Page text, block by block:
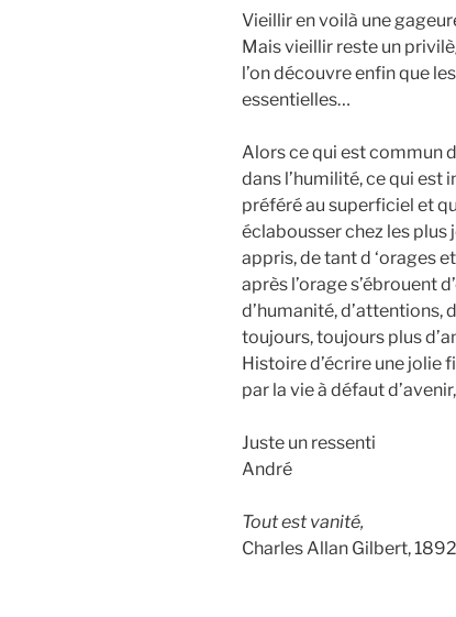
Vieillir en voilà une
Mais vieillir reste un
l’on découvre enfin que
essentielles…
Alors ce qui est commun
dans l’humilité, ce qui est
préféré au superficiel et
éclabousser chez les plus
appris, de tant d ‘orages
après l’orage s’ébrouent
d’humanité, d’attentions,
toujours, toujours plus
Histoire d’écrire une jolie
par la vie à défaut
Juste un ressenti
André
Tout est vanité,
Charles Allan Gilbert, 1892